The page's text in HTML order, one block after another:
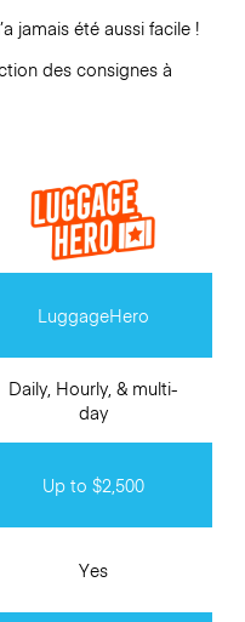
jamais été aussi facile !
des consignes à
LuggageHero
Daily, Hourly, & multi-
day
Up to $2,500
Yes